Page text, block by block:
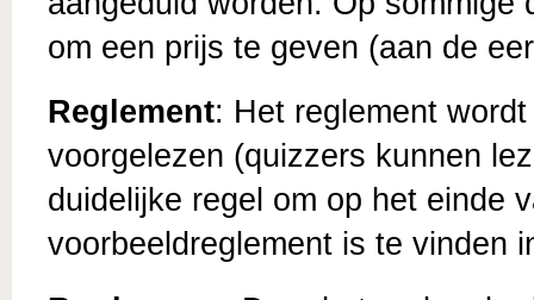
om een prijs te geven (aan de
Reglement: Het reglement
voorgelezen (quizzers kunnen
duidelijke regel om op het einde
voorbeeldreglement is te vinden